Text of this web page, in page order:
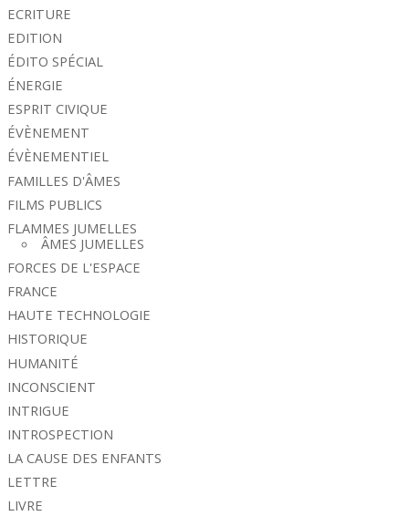
ECRITURE
EDITION
ÉDITO SPÉCIAL
ÉNERGIE
ESPRIT CIVIQUE
ÉVÈNEMENT
ÉVÈNEMENTIEL
FAMILLES D'ÂMES
FILMS PUBLICS
FLAMMES JUMELLES
ÂMES JUMELLES
FORCES DE L'ESPACE
FRANCE
HAUTE TECHNOLOGIE
HISTORIQUE
HUMANITÉ
INCONSCIENT
INTRIGUE
INTROSPECTION
LA CAUSE DES ENFANTS
LETTRE
LIVRE